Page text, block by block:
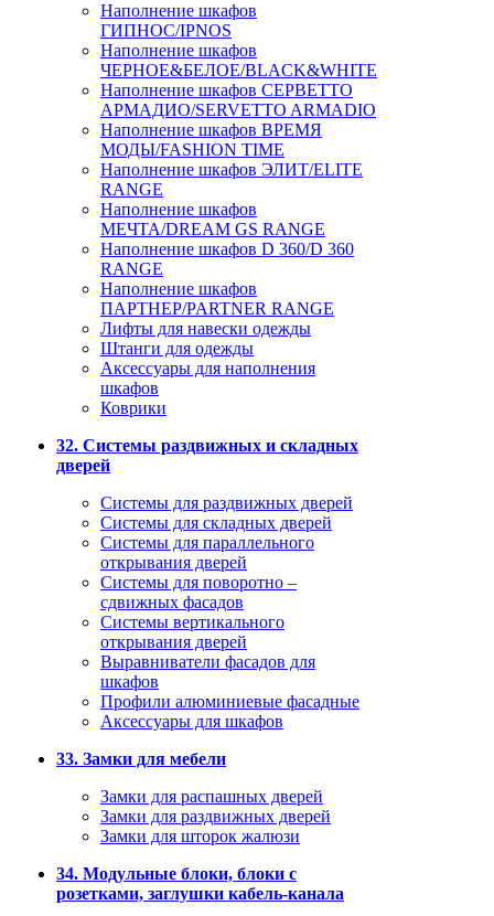
Наполнение шкафов
ГИПНОС/IPNOS
Наполнение шкафов
ЧЕРНОЕ&БЕЛОЕ/BLACK&WHITE
Наполнение шкафов СЕРВЕТТО
АРМАДИО/SERVETTO ARMADIO
Наполнение шкафов ВРЕМЯ
МОДЫ/FASHION TIME
Наполнение шкафов ЭЛИТ/ELITE
RANGE
Наполнение шкафов
МЕЧТА/DREAM GS RANGE
Наполнение шкафов D 360/D 360
RANGE
Наполнение шкафов
ПАРТНЕР/PARTNER RANGE
Лифты для навески одежды
Штанги для одежды
Аксессуары для наполнения
шкафов
Коврики
32. Системы раздвижных и складных
дверей
Системы для раздвижных дверей
Системы для складных дверей
Системы для параллельного
открывания дверей
Системы для поворотно –
сдвижных фасадов
Системы вертикального
открывания дверей
Выравниватели фасадов для
шкафов
Профили алюминиевые фасадные
Аксессуары для шкафов
33. Замки для мебели
Замки для распашных дверей
Замки для раздвижных дверей
Замки для шторок жалюзи
34. Модульные блоки, блоки с
розетками, заглушки кабель-канала